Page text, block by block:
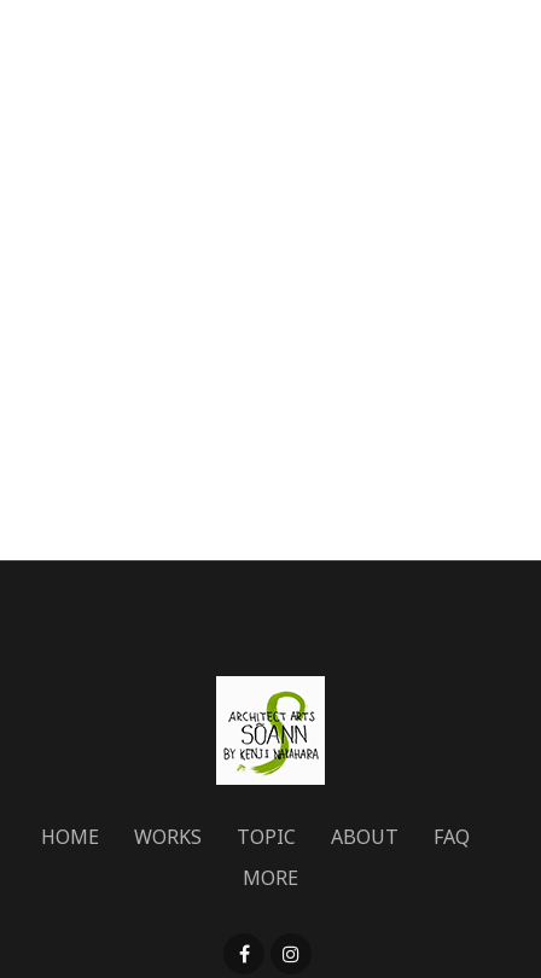
HOME WORKS TOPIC ABOUT
FAQ
MORE